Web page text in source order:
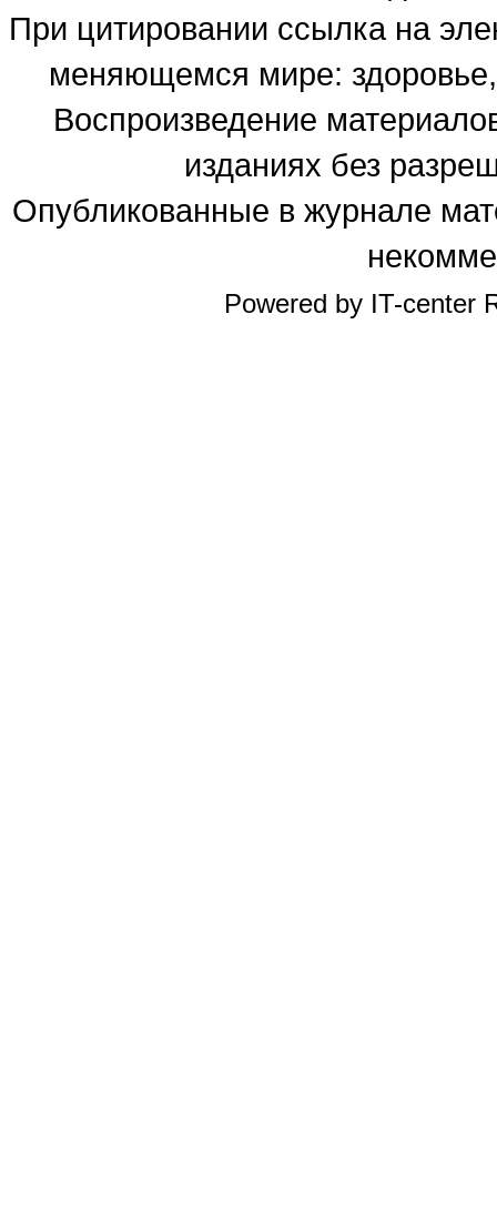
При цитировании ссылка на
меняющемся мире: здоровье,
Воспроизведение
изданиях без
Опубликованные в журнале
Powered by IT-center